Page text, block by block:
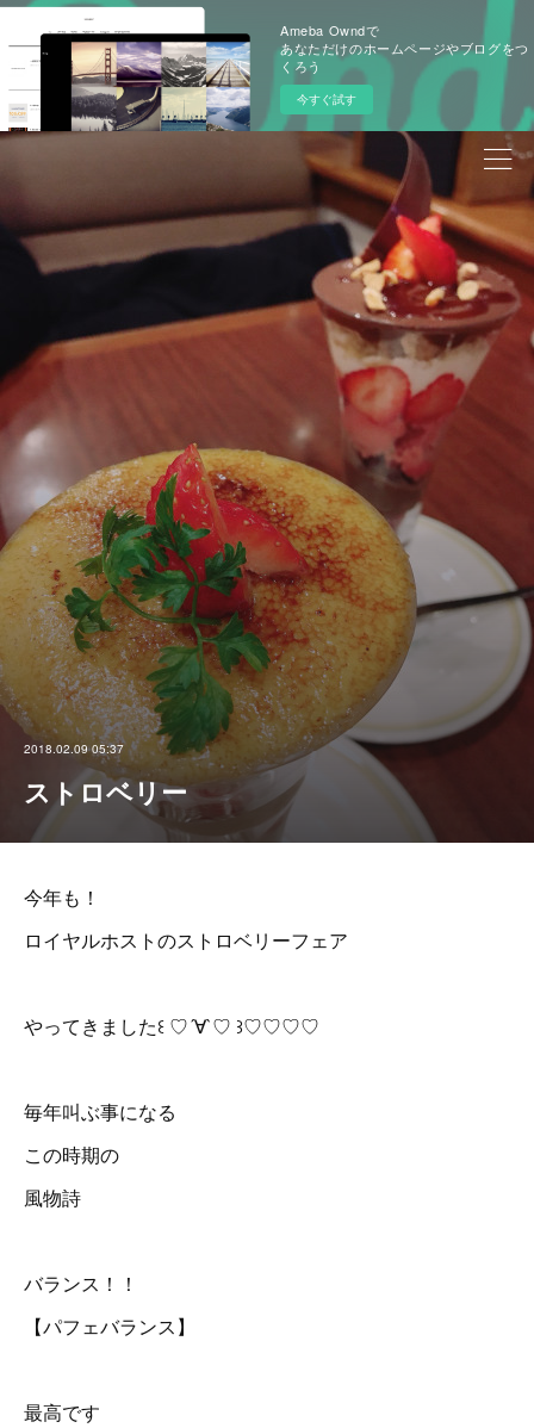
Ameba Owndで
あなただけのホームページやブログをつ
くろう
今すぐ試す
2018.02.09 05:37
ストロベリー
今年も！
ロイヤルホストのストロベリーフェア
やってきました꒰ ♡´∀`♡ ꒱♡♡♡♡
毎年叫ぶ事になる
この時期の
風物詩
バランス！！
【パフェバランス】
最高です